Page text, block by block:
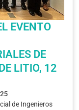
EVENTO
DE
LITIO, 12
de Ingenieros